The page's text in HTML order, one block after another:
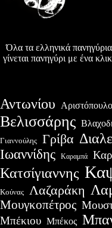
Όλα τα ελληνικά
γίνεται πανηγύρι με ένα
Αντωνίου
Βελισσάρης
Γιαννούλης Γρίβα
Ιωαννίδης Καραμπά
Κατσίγιαννης
Κούνας Λαζαράκη
Μουγκοπέτρος
Μπέκιου Μπέκος